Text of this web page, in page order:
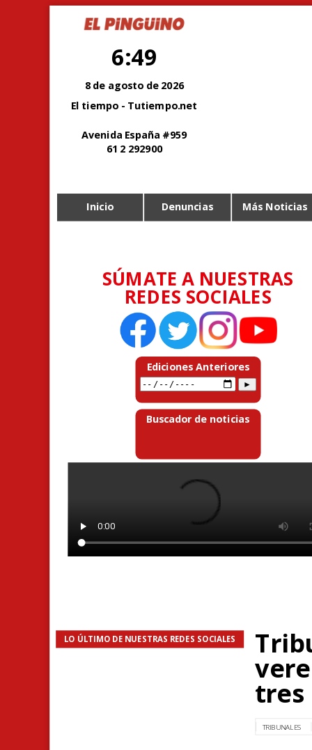
6:49
8 de agosto de 2026
El tiempo - Tutiempo.net
Avenida España #959
61 2 292900
Inicio Denuncias Más Noticias
SÚMATE A NUESTRAS
REDES SOCIALES
Ediciones Anteriores
Buscador de noticias
LO ÚLTIMO DE NUESTRAS REDES SOCIALES
tres
TRIBUNALES